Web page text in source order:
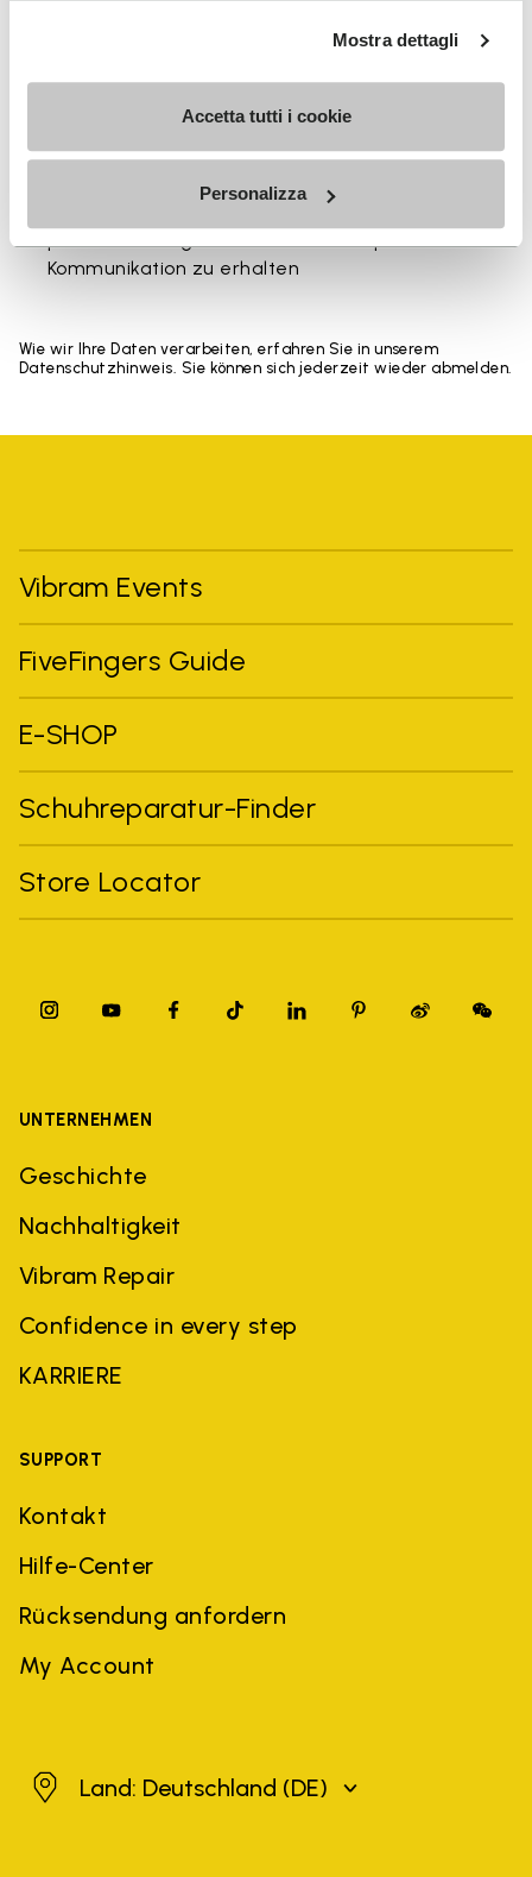
Mostra dettagli
Accetta tutti i cookie
Personalizza
MELDEN SIE SICH AN UND VERPASSEN SIE NICHT
Datenschutzrichtlinie
gelesen und stimme der Verarbeitung meiner
Kommunikation zu erhalten
Wie wir Ihre Daten verarbeiten, erfahren Sie in unserem
Datenschutzhinweis. Sie können sich jederzeit wieder abmelden.
Vibram Events
FiveFingers Guide
E-SHOP
Schuhreparatur-Finder
Store Locator
UNTERNEHMEN
Geschichte
Nachhaltigkeit
Vibram Repair
Confidence in every step
KARRIERE
SUPPORT
Kontakt
Hilfe-Center
Rücksendung anfordern
My Account
Deutschland
Land: Deutschland (DE)